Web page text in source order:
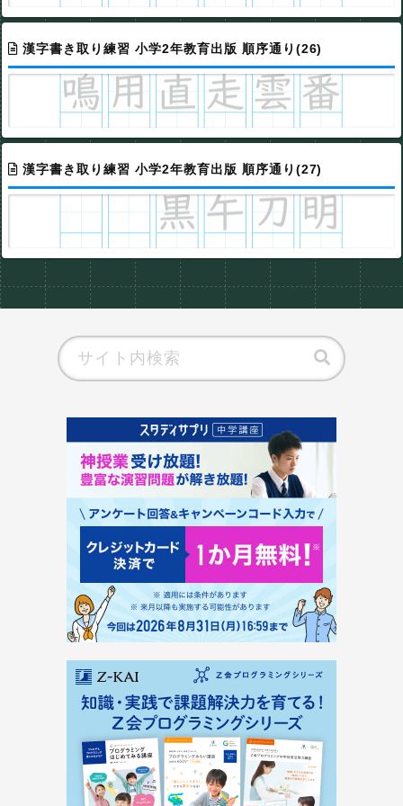
漢字書き取り練習 小学2年教育出版 順序通り(26)
漢字書き取り練習 小学2年教育出版 順序通り(27)